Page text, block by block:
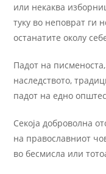
или некаква
туку во неповрат ги
останатите околу
Падот на
наследството,
падот на едно
Секоја доброволна
на православниот
во бесмисла или